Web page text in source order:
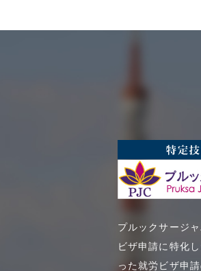
プルックサージ
ビザ申請に特化
った就労ビザ申